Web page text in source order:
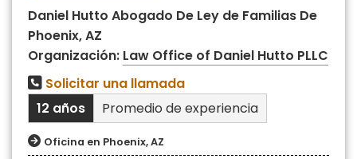
Daniel Hutto Abogado De Ley de Familias De
Phoenix, AZ
Organización: Law Office of Daniel Hutto PLLC
Solicitar una llamada
12 años
Promedio de experiencia
Oficina en Phoenix, AZ